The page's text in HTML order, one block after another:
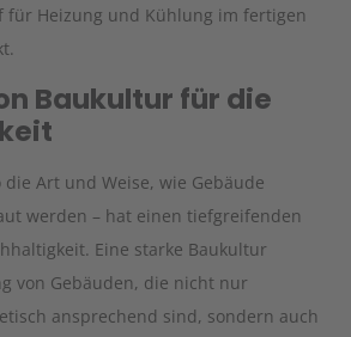
für Heizung und Kühlung im fertigen
Baukultur für die
Art und Weise, wie Gebäude
werden – hat einen tiefgreifenden
Eine starke Baukultur
von Gebäuden, die nicht nur
ansprechend sind, sondern auch